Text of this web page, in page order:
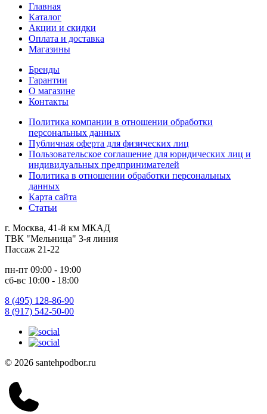
Главная
Каталог
Акции и скидки
Оплата и доставка
Магазины
Бренды
Гарантии
О магазине
Контакты
Политика компании в отношении обработки
персональных данных
Публичная оферта для физических лиц
Пользовательское соглашение для юридических лиц и
индивидуальных предпринимателей
Политика в отношении обработки персональных
данных
Карта сайта
Статьи
г. Москва, 41-й км МКАД
ТВК "Мельница" 3-я линия
Пассаж 21-22
пн-пт 09:00 - 19:00
сб-вс 10:00 - 18:00
8 (495) 128-86-90
8 (917) 542-50-00
© 2026 santehpodbor.ru